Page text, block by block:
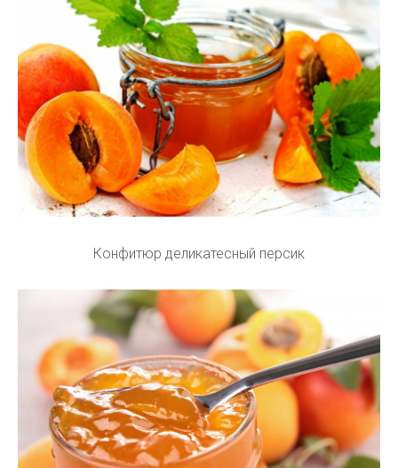
Конфитюр деликатесный персик